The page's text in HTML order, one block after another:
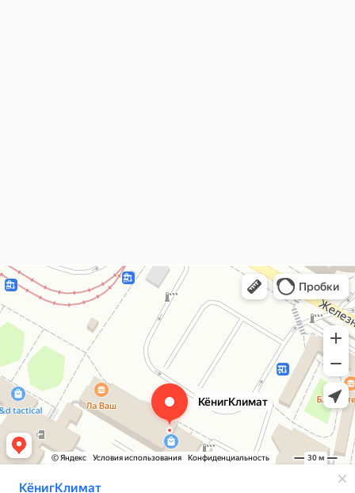
КёнигКлимат
Кондиционеры в Калининграде
Установка кондиционеров в Калининграде